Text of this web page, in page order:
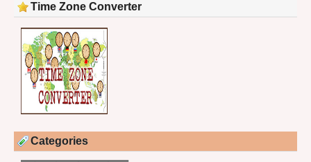
Time Zone Converter
Categories